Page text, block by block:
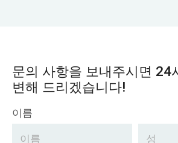
문의 사항을 보내주시면 24
변해 드리겠습니다!
이름